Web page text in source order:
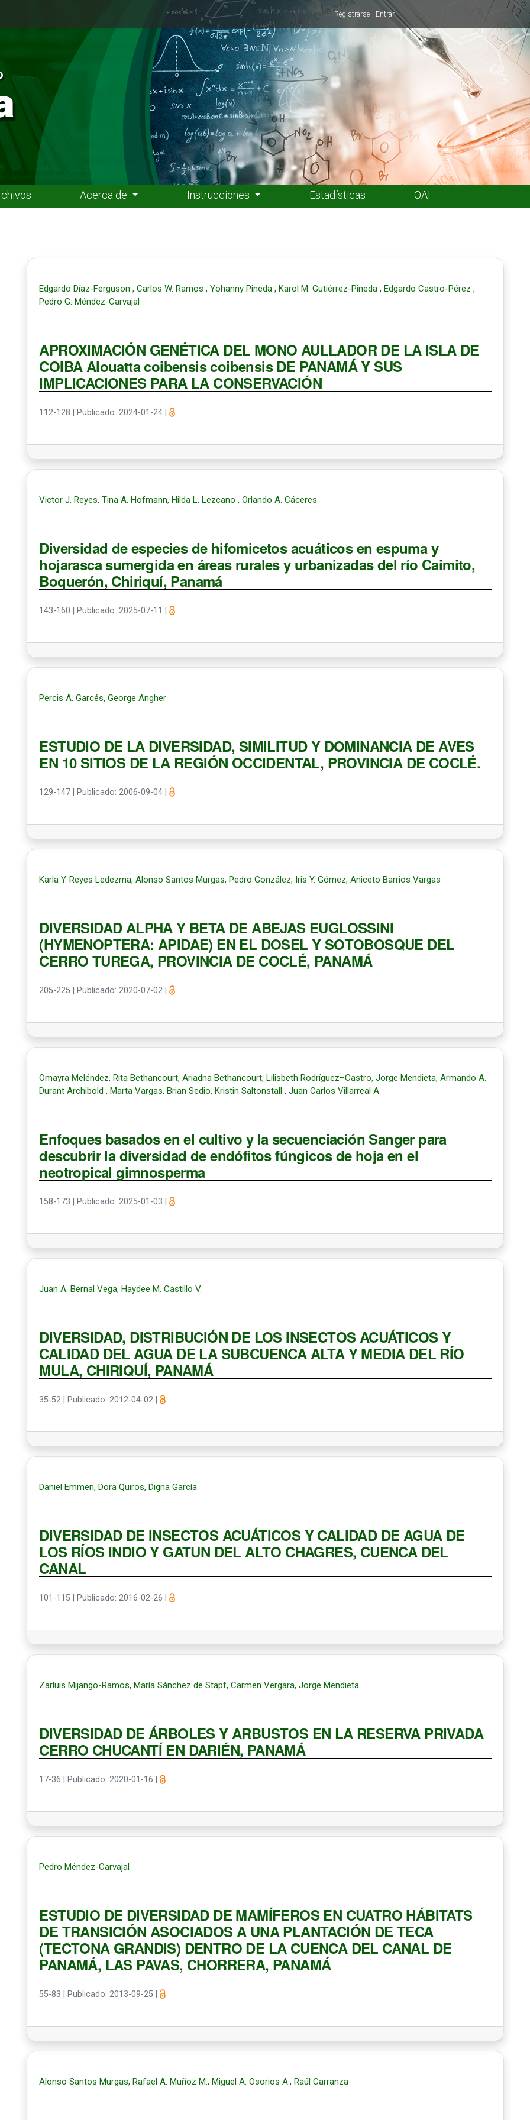
Registrarse Entrar
Acerca de Instrucciones Estadísticas OAI
Edgardo Díaz-Ferguson , Carlos W. Ramos , Yohanny Pineda , Karol M. Gutiérrez-Pineda , Edgardo Castro-Pérez ,
Pedro G. Méndez-Carvajal
APROXIMACIÓN GENÉTICA DEL MONO AULLADOR DE LA ISLA DE
COIBA Alouatta coibensis coibensis DE PANAMÁ Y SUS
IMPLICACIONES PARA LA CONSERVACIÓN
112-128 Publicado: 2024-01-24 |
Victor J. Reyes, Tina A. Hofmann, Hilda L. Lezcano , Orlando A. Cáceres
Diversidad de especies de hifomicetos acuáticos en espuma y
hojarasca sumergida en áreas rurales y urbanizadas del río Caimito,
Boquerón, Chiriquí, Panamá
143-160 Publicado: 2025-07-11 |
Percis A. Garcés, George Angher
ESTUDIO DE LA DIVERSIDAD, SIMILITUD Y DOMINANCIA DE AVES
EN 10 SITIOS DE LA REGIÓN OCCIDENTAL, PROVINCIA DE COCLÉ.
129-147 Publicado: 2006-09-04 |
Karla Y. Reyes Ledezma, Alonso Santos Murgas, Pedro González, Iris Y. Gómez, Aniceto Barrios Vargas
DIVERSIDAD ALPHA Y BETA DE ABEJAS EUGLOSSINI
(HYMENOPTERA: APIDAE) EN EL DOSEL Y SOTOBOSQUE DEL
CERRO TUREGA, PROVINCIA DE COCLÉ, PANAMÁ
205-225 Publicado: 2020-07-02 |
Omayra Meléndez, Rita Bethancourt, Ariadna Bethancourt, Lilisbeth Rodríguez–Castro, Jorge Mendieta, Armando A.
Durant Archibold , Marta Vargas, Brian Sedio, Kristin Saltonstall , Juan Carlos Villarreal A.
Enfoques basados en el cultivo y la secuenciación Sanger para
descubrir la diversidad de endófitos fúngicos de hoja en el
neotropical gimnosperma
158-173 Publicado: 2025-01-03 |
Juan A. Bernal Vega, Haydee M. Castillo V.
DIVERSIDAD, DISTRIBUCIÓN DE LOS INSECTOS ACUÁTICOS Y
CALIDAD DEL AGUA DE LA SUBCUENCA ALTA Y MEDIA DEL RÍO
MULA, CHIRIQUÍ, PANAMÁ
35-52 Publicado: 2012-04-02 |
Daniel Emmen, Dora Quiros, Digna García
DIVERSIDAD DE INSECTOS ACUÁTICOS Y CALIDAD DE AGUA DE
LOS RÍOS INDIO Y GATUN DEL ALTO CHAGRES, CUENCA DEL
CANAL
101-115 Publicado: 2016-02-26 |
Zarluis Mijango-Ramos, María Sánchez de Stapf, Carmen Vergara, Jorge Mendieta
DIVERSIDAD DE ÁRBOLES Y ARBUSTOS EN LA RESERVA PRIVADA
CERRO CHUCANTÍ EN DARIÉN, PANAMÁ
17-36 Publicado: 2020-01-16 |
Pedro Méndez-Carvajal
ESTUDIO DE DIVERSIDAD DE MAMÍFEROS EN CUATRO HÁBITATS
DE TRANSICIÓN ASOCIADOS A UNA PLANTACIÓN DE TECA
(TECTONA GRANDIS) DENTRO DE LA CUENCA DEL CANAL DE
PANAMÁ, LAS PAVAS, CHORRERA, PANAMÁ
55-83 Publicado: 2013-09-25 |
Alonso Santos Murgas, Rafael A. Muñoz M., Miguel A. Osorios A., Raúl Carranza